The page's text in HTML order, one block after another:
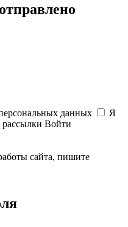
данных
Я
Войти
сайта, пишите